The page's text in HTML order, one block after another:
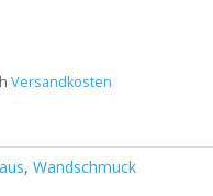
Versandkosten
,Wandschmuck